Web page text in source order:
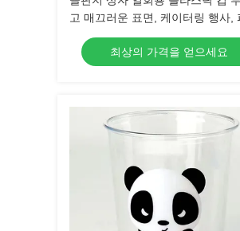
고 매끄러운 표면, 케이터링 행사,
및 식품 서비스 사업에 이상적
최상의 가격을 얻으세요